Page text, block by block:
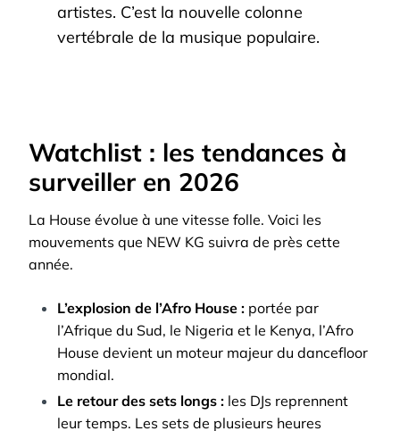
artistes. C’est la nouvelle colonne
vertébrale de la musique populaire.
Watchlist : les tendances à
surveiller en 2026
La House évolue à une vitesse folle. Voici les
mouvements que NEW KG suivra de près cette
année.
L’explosion de l’Afro House : portée par
l’Afrique du Sud, le Nigeria et le Kenya, l’Afro
House devient un moteur majeur du dancefloor
mondial.
Le retour des sets longs : les DJs reprennent
leur temps. Les sets de plusieurs heures